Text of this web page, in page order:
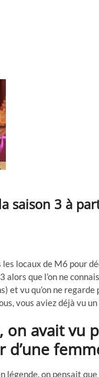
saison 3 à
locaux de M6 pour
alors que l’on ne
et vu qu’on ne
vous aviez déjà vu
on avait vu
légende, on pensait